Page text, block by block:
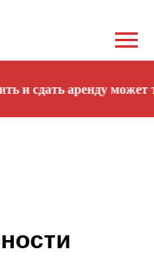
аренду может